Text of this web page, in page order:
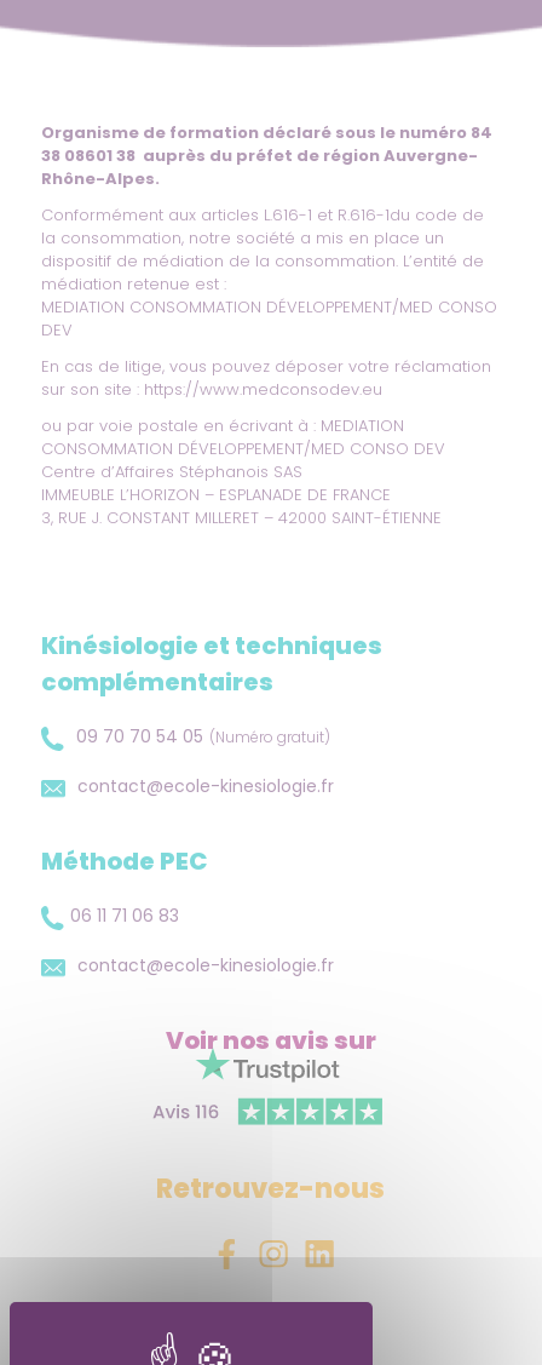
Organisme de formation déclaré sous le numéro 84
38 08601 38 auprès du préfet de région Auvergne-
Rhône-Alpes.
Conformément aux articles L.616-1 et R.616-1du code de
la consommation, notre société a mis en place un
dispositif de médiation de la consommation. L’entité de
médiation retenue est :
MEDIATION CONSOMMATION DÉVELOPPEMENT/MED CONSO
DEV
En cas de litige, vous pouvez déposer votre réclamation
sur son site : https://www.medconsodev.eu
ou par voie postale en écrivant à : MEDIATION
CONSOMMATION DÉVELOPPEMENT/MED CONSO DEV
Centre d’Affaires Stéphanois SAS
IMMEUBLE L’HORIZON – ESPLANADE DE FRANCE
3, RUE J. CONSTANT MILLERET – 42000 SAINT-ÉTIENNE
Kinésiologie et techniques
complémentaires
09 70 70 54 05 (Numéro gratuit)
contact@ecole-kinesiologie.fr
Méthode PEC
06 11 71 06 83
contact@ecole-kinesiologie.fr
Voir nos avissur
Retrouvez-nous